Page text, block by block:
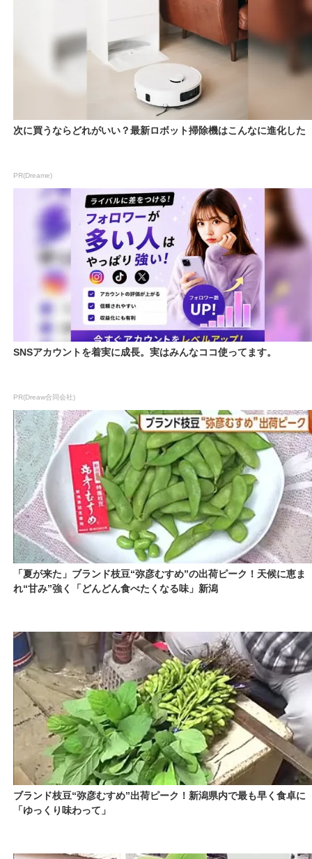
次に買うならどれがいい？最新ロボット掃除機はこんなに進化した
PR(Dreame)
SNSアカウントを着実に成長。実はみんなココ使ってます。
PR(Dreaw合同会社)
「夏が来た」ブランド枝豆“弥彦むすめ”の出荷ピーク！天候に恵ま
れ“甘み”強く「どんどん食べたくなる味」新潟
ブランド枝豆“弥彦むすめ”出荷ピーク！新潟県内で最も早く食卓に
「ゆっくり味わって」